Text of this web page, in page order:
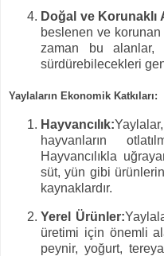
Doğal ve Korunaklı
beslenen ve
zaman bu alanlar,
sürdürebilecekleri
Yaylaların Ekonomik Katkıları:
Hayvancılık:
hayvanların
Hayvancılıkla
süt, yün gibi
kaynaklardır.
Yerel Ürünler:
üretimi için önemli
peynir, yoğurt,